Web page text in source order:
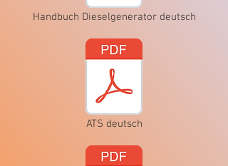
Handbuch Dieselgenerator deutsch
ATS deutsch